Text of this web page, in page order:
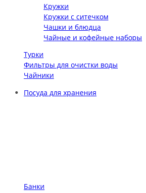
Кружки
Кружки с ситечком
Чашки и блюдца
Чайные и кофейные наборы
Турки
Фильтры для очистки воды
Чайники
Посуда для хранения
Банки